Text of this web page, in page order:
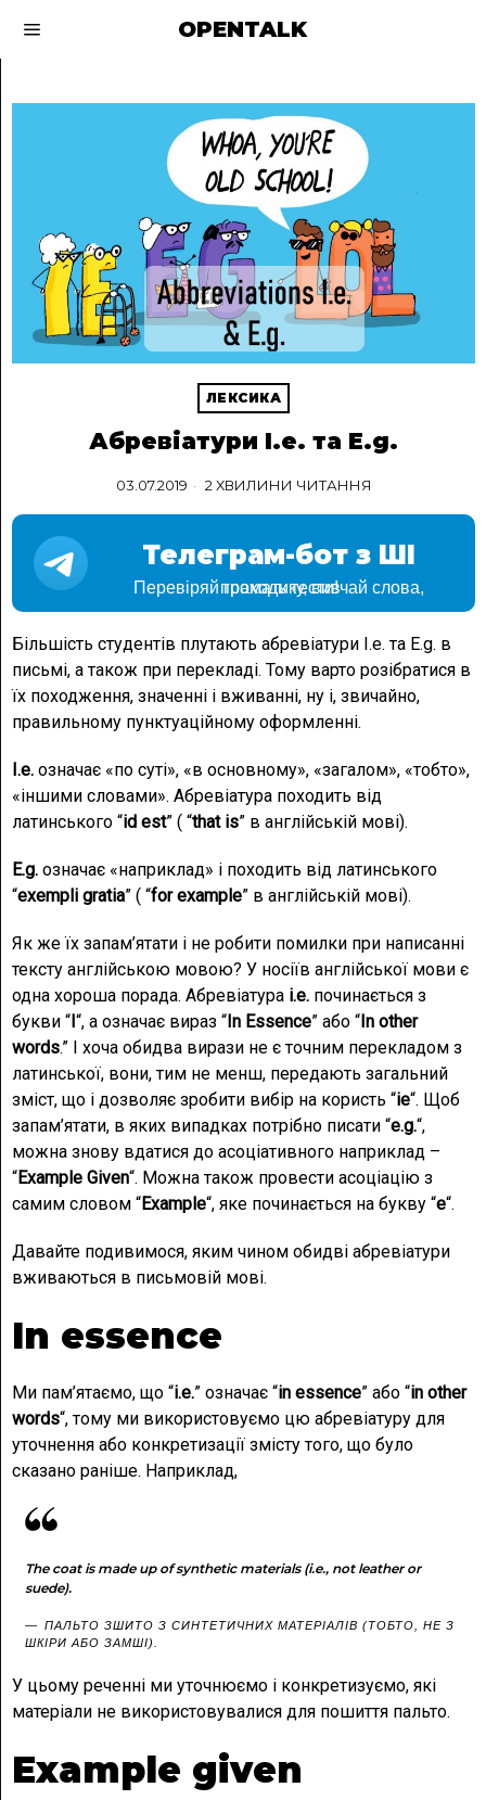
OPENTALK
ЛЕКСИКА
Абревіатури I.e. та E.g.
03.07.2019 2 ХВИЛИНИ ЧИТАННЯ
Телеграм-бот з ШІ
Перевіряй граматику, вивчай слова, проходь тести!
Більшість студентів плутають абревіатури I.e. та E.g. в
письмі, а також при перекладі. Тому варто розібратися в
їх походження, значенні і вживанні, ну і, звичайно,
правильному пунктуаційному оформленні.
I.e. означає «по суті», «в основному», «загалом», «тобто»,
«іншими словами». Абревіатура походить від
латинського “id est” ( “that is” в англійській мові).
E.g. означає «наприклад» і походить від латинського
“exempli gratia” ( “for example” в англійській мові).
Як же їх запам’ятати і не робити помилки при написанні
тексту англійською мовою? У носіїв англійської мови є
одна хороша порада. Абревіатура i.e. починається з
букви “ “, а означає вираз “ In Essence” або “ In other
words.” І хоча обидва вирази не є точним перекладом з
латинської, вони, тим не менш, передають загальний
зміст, що і дозволяє зробити вибір на користь “ie“. Щоб
запам’ятати, в яких випадках потрібно писати “e.g.“,
можна знову вдатися до асоціативного наприклад –
“Example Given“. Можна також провести асоціацію з
самим словом “Example“, яке починається на букву “e“.
Давайте подивимося, яким чином обидві абревіатури
вживаються в письмовій мові.
In essence
Ми пам’ятаємо, що “i.e.” означає “in essence” або “in other
words“, тому ми використовуємо цю абревіатуру для
уточнення або конкретизації змісту того, що було
сказано раніше. Наприклад,
The coat is made up of synthetic materials (i.e., not leather or
suede).
ПАЛЬТО ЗШИТО З СИНТЕТИЧНИХ МАТЕРІАЛІВ (ТОБТО, НЕ З
ШКІРИ АБО ЗАМШІ).
У цьому реченні ми уточнюємо і конкретизуємо, які
матеріали не використовувалися для пошиття пальто.
Example given